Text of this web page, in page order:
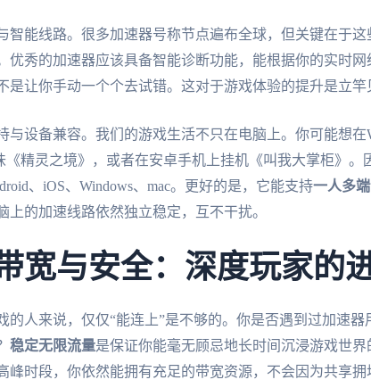
智能线路。很多加速器号称节点遍布全球，但关键在于
优秀的加速器应该具备智能诊断功能，能根据你的实时
是让你手动一个个去试错。这对于游戏体验的提升是立竿
与设备兼容。我们的游戏生活不只在电脑上。你可能想在
《精灵之境》，或者在安卓手机上挂机《叫我大掌柜》。
、iOS、Windows、mac。更好的是，它能支持一人多
上的加速线路依然独立稳定，互不干扰。
宽与安全：深度玩家的
的人来说，仅仅“能连上”是不够的。你是否遇到过加速
稳定无限流量是保证你能毫无顾忌地长时间沉浸游戏世界
峰时段，你依然能拥有充足的带宽资源，不会因为共享拥